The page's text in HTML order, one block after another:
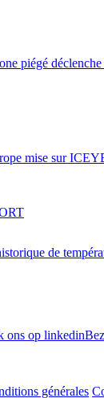
piégé
mise sur
de
ons op linkedin
générales